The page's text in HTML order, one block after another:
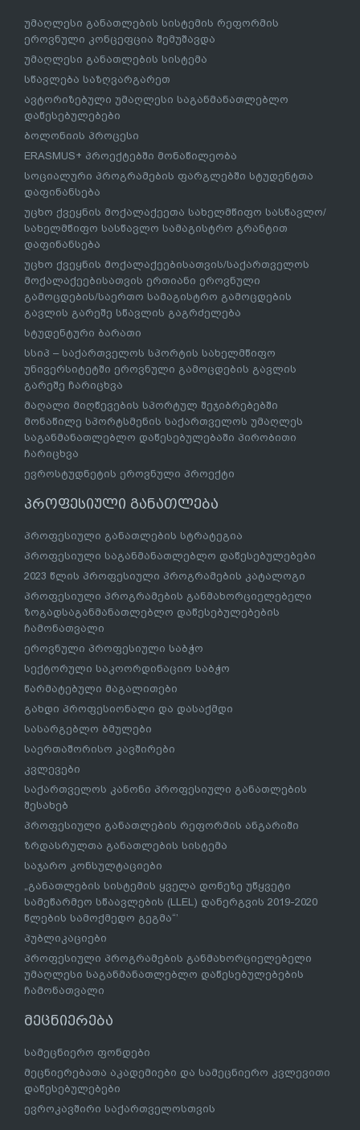
უმაღლესი განათლების სისტემის რეფორმის
ეროვნული კონცეფცია შემუშავდა
უმაღლესი განათლების სისტემა
სწავლება საზღვარგარეთ
ავტორიზებული უმაღლესი საგანმანათლებლო
დაწესებულებები
ბოლონიის პროცესი
ERASMUS+ პროექტებში მონაწილეობა
სოციალური პროგრამების ფარგლებში სტუდენტთა
დაფინანსება
უცხო ქვეყნის მოქალაქეეთა სახელმწიფო სასწავლო/
სახელმწიფო სასწავლო სამაგისტრო გრანტით
დაფინანსება
უცხო ქვეყნის მოქალაქეებისათვის/საქართველოს
მოქალაქეებისათვის ერთიანი ეროვნული
გამოცდების/საერთო სამაგისტრო გამოცდების
გავლის გარეშე სწავლის გაგრძელება
სტუდენტური ბარათი
სსიპ – საქართველოს სპორტის სახელმწიფო
უნივერსიტეტში ეროვნული გამოცდების გავლის
გარეშე ჩარიცხვა
მაღალი მიღწევების სპორტულ შეჯიბრებებში
მონაწილე სპორტსმენის საქართველოს უმაღლეს
საგანმანათლებლო დაწესებულებაში პირობითი
ჩარიცხვა
ევროსტუდნეტის ეროვნული პროექტი
პროფესიული განათლება
პროფესიული განათლების სტრატეგია
პროფესიული საგანმანათლებლო დაწესებულებები
2023 წლის პროფესიული პროგრამების კატალოგი
პროფესიული პროგრამების განმახორციელებელი
ზოგადსაგანმანათლებლო დაწესებულებების
ჩამონათვალი
ეროვნული პროფესიული საბჭო
სექტორული საკოორდინაციო საბჭო
წარმატებული მაგალითები
გახდი პროფესიონალი და დასაქმდი
სასარგებლო ბმულები
საერთაშორისო კავშირები
კვლევები
საქართველოს კანონი პროფესიული განათლების
შესახებ
პროფესიული განათლების რეფორმის ანგარიში
ზრდასრულთა განათლების სისტემა
საჯარო კონსულტაციები
„განათლების სისტემის ყველა დონეზე უწყვეტი
სამეწარმეო სწაავლების (LLEL) დანერგვის 2019-2020
წლების სამოქმედო გეგმა“’
პუბლიკაციები
პროფესიული პროგრამების განმახორციელებელი
უმაღლესი საგანმანათლებლო დაწესებულებების
ჩამონათვალი
მეცნიერება
სამეცნიერო ფონდები
მეცნიერებათა აკადემიები და სამეცნიერო კვლევითი
დაწესებულებები
ევროკავშირი საქართველოსთვის